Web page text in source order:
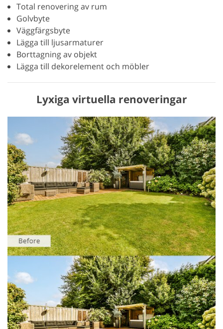
Total renovering av rum
Golvbyte
Väggfärgsbyte
Lägga till ljusarmaturer
Borttagning av objekt
Lägga till dekorelement och möbler
Lyxiga virtuella renoveringar